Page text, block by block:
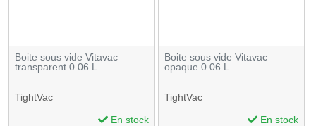
Boite sous vide Vitavac
transparent 0.06 L
TightVac
En stock
Boite sous vide Vitavac
opaque 0.06 L
TightVac
En stock